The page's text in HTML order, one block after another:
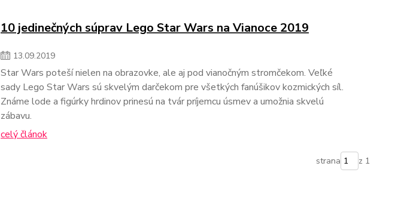
10 jedinečných súprav Lego Star Wars na Vianoce 2019
13.09.2019
Star Wars poteší nielen na obrazovke, ale aj pod vianočným stromčekom. Veľké
sady Lego Star Wars sú skvelým darčekom pre všetkých fanúšikov kozmických síl.
Známe lode a figúrky hrdinov prinesú na tvár príjemcu úsmev a umožnia skvelú
zábavu.
celý článok
strana z 1